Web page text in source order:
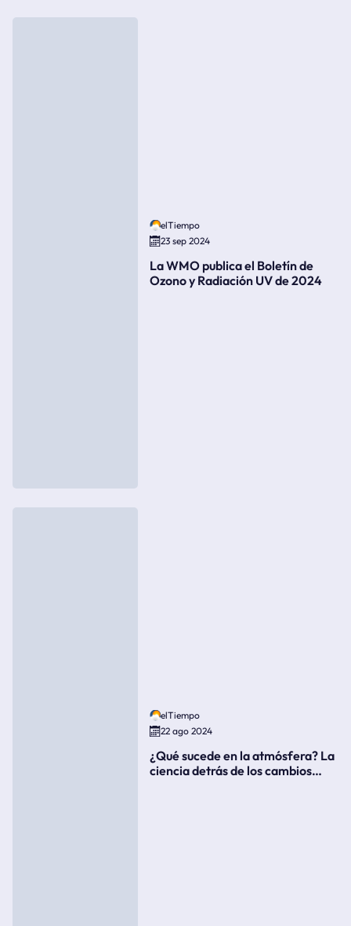
elTiempo
23 sep 2024
La WMO publica el Boletín de
Ozono y Radiación UV de 2024
elTiempo
22 ago 2024
¿Qué sucede en la atmósfera? La
ciencia detrás de los cambios